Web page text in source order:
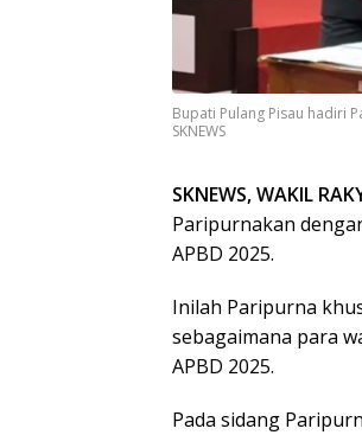
Bupati Pulang Pisau hadiri
SKNEWS
SKNEWS, WAKIL
Paripurnakan
APBD 2025.
Inilah Paripurna
sebagaimana para
APBD 2025.
Pada sidang